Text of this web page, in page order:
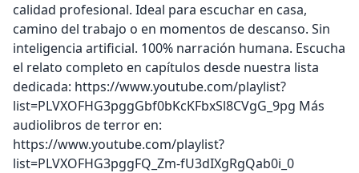
calidad profesional. Ideal para escuchar en casa,
camino del trabajo o en momentos de descanso. Sin
inteligencia artificial. 100% narración humana. Escucha
el relato completo en capítulos desde nuestra lista
dedicada: https://www.youtube.com/playlist?
list=PLVXOFHG3pggGbf0bKcKFbxSl8CVgG_9pg Más
audiolibros de terror en:
https://www.youtube.com/playlist?
list=PLVXOFHG3pggFQ_Zm-fU3dIXgRgQab0i_0